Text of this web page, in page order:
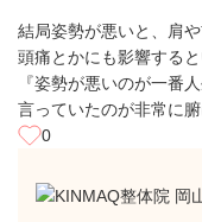
結局姿勢が悪いと、肩
頭痛とかにも影響すると
『姿勢が悪いのが一番
言っていたのが非常に腑
0